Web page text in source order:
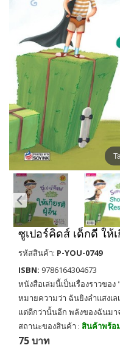
ซูเปอร์คิดส์ เด็กดี ให้
รหัสสินค้า: P-YOU-0749
ISBN: 9786164304673
หนังสือเล่มนี้เป็นเรื่องราวขอ
หมายความว่า ฉันยิงลำแสงเ
แต่ดีกว่านั้นอีก พลังของฉันมา
สถานะของสินค้า : สินค้าพร้อ
75 บาท